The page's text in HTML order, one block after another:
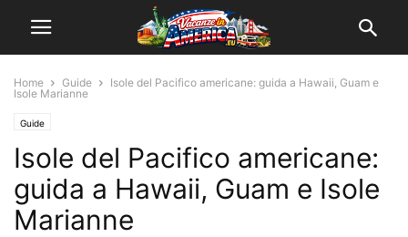
Home Guide
Isole del Pacifico americane: guida a Hawaii, Guam e
Isole Marianne
Guide
Isole del Pacifico americane:
guida a Hawaii, Guam e Isole
Marianne